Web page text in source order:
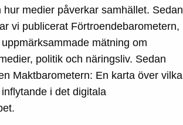
hur medier påverkar samhället. Sedan
vi publicerat Förtroendebarometern,
mätning om
politik och näringsliv. Sedan
Maktbarometern: En karta över vilka
i det digitala